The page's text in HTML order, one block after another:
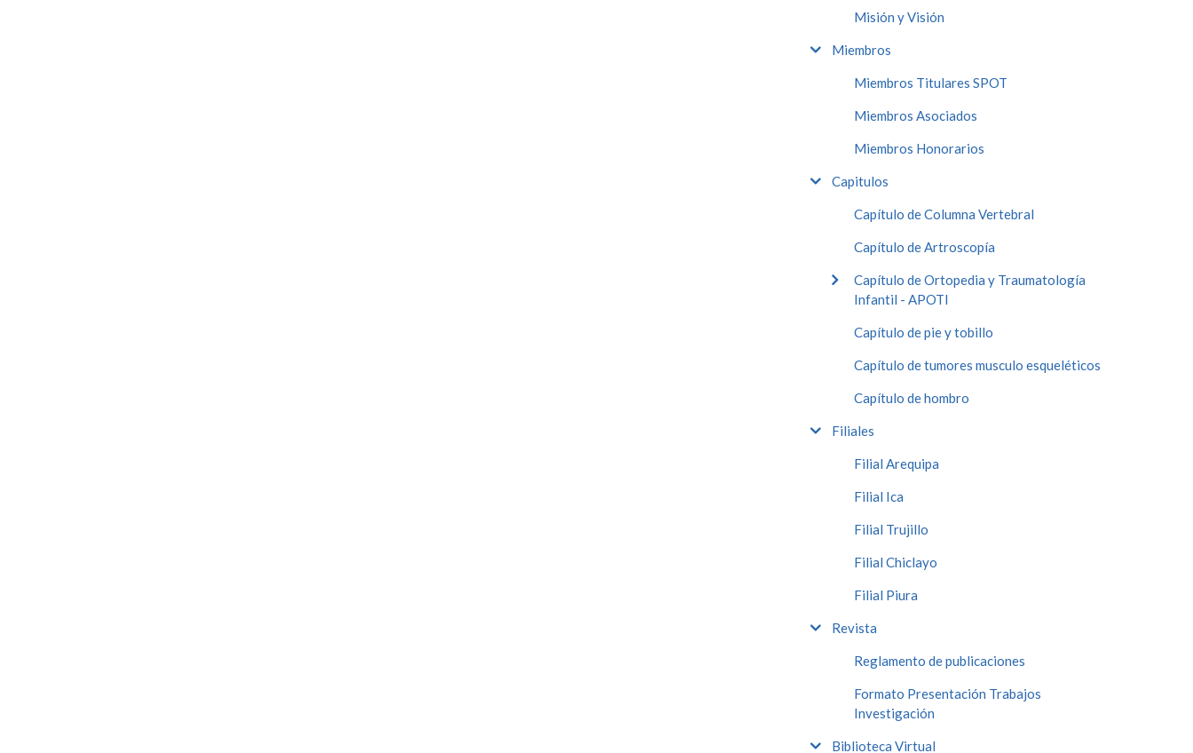
Misión y Visión
Miembros
Miembros Titulares SPOT
Miembros Asociados
Miembros Honorarios
Capitulos
Capítulo de Columna Vertebral
Capítulo de Artroscopía
Capítulo de Ortopedia y Traumatología
Infantil - APOTI
Capítulo de pie y tobillo
Capítulo de tumores musculo esqueléticos
Capítulo de hombro
Filiales
Filial Arequipa
Filial Ica
Filial Trujillo
Filial Chiclayo
Filial Piura
Revista
Reglamento de publicaciones
Formato Presentación Trabajos
Investigación
Biblioteca Virtual